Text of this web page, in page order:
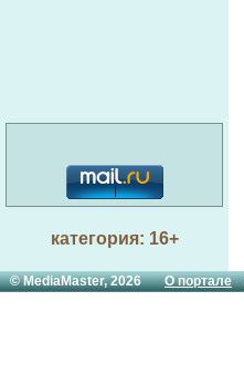
категория: 16+
© MediaMaster, 2026О портале